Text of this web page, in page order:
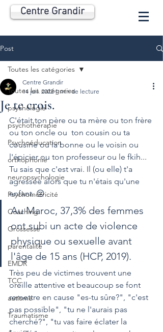
Centre Grandir
Post
Toutes les catégories
psychologie
psychothérapie
Psychoéducation
orthophonie
neuropsychologie
Psychomotricité
Coaching
Grossesse
parentalité
EMDR
TCC
autisme
Traumatisme
Toutes les catégories
Je te crois.
Centre Grandir
14 juil. 2022 1 min de lecture
C'était ton père ou ta mère ou ton frère
ou ton oncle ou  ton cousin ou ta
cousine ou la bonne ou le voisin ou
l'épicier ou ton professeur ou le fkih...
Tu sais que c'est vrai. Il (ou elle) t'a
agressée alors que tu n'étais qu'une
enfant. 😔
Au Maroc, 37,3% des femmes
ont subi un acte de violence
physique ou sexuelle avant
l'âge de 15 ans (HCP, 2019).
Très peu de victimes trouvent une
oreille attentive et beaucoup se font
remettre en cause "es-tu sûre?", "c'est
pas possible", "tu ne l'aurais pas
cherché?", "tu vas faire éclater la